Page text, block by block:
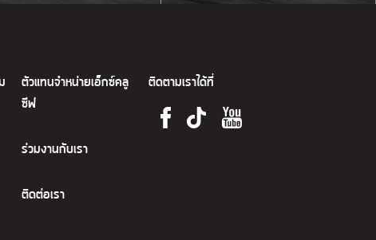
ตัวแทนจำหน่ายเอ็กซ์คลู
ซีฟ
ร่วมงานกับเรา
ติดต่อเรา
ติดตามเราได้ที่